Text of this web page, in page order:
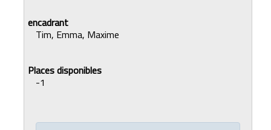
Tim, Emma, Maxime
-1